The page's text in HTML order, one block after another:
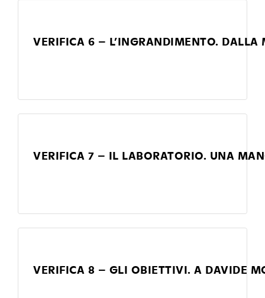
VERIFICA 6 – L’INGRANDIMENTO. DALLA
VERIFICA 7 – IL LABORATORIO. UNA
VERIFICA 8 – GLI OBIETTIVI. A DAVIDE